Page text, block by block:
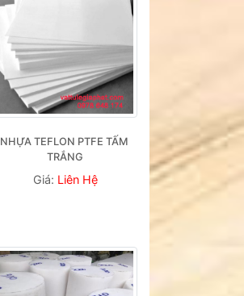
NHỰA TEFLON PTFE TẤM
TRẮNG
Giá: Liên Hệ